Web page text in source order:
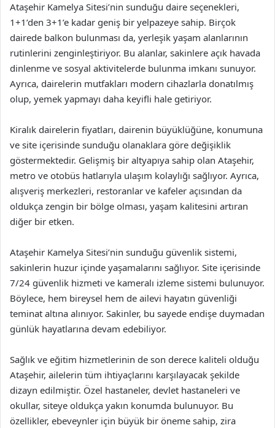
Ataşehir Kamelya Sitesi’nin sunduğu daire seçenekleri,
1+1’den 3+1’e kadar geniş bir yelpazeye sahip. Birçok
dairede balkon bulunması da, yerleşik yaşam alanlarının
rutinlerini zenginleştiriyor. Bu alanlar, sakinlere açık havada
dinlenme ve sosyal aktivitelerde bulunma imkanı sunuyor.
Ayrıca, dairelerin mutfakları modern cihazlarla donatılmış
olup, yemek yapmayı daha keyifli hale getiriyor.
Kiralık dairelerin fiyatları, dairenin büyüklüğüne, konumuna
ve site içerisinde sunduğu olanaklara göre değişiklik
göstermektedir. Gelişmiş bir altyapıya sahip olan Ataşehir,
metro ve otobüs hatlarıyla ulaşım kolaylığı sağlıyor. Ayrıca,
alışveriş merkezleri, restoranlar ve kafeler açısından da
oldukça zengin bir bölge olması, yaşam kalitesini artıran
diğer bir etken.
Ataşehir Kamelya Sitesi’nin sunduğu güvenlik sistemi,
sakinlerin huzur içinde yaşamalarını sağlıyor. Site içerisinde
7/24 güvenlik hizmeti ve kameralı izleme sistemi bulunuyor.
Böylece, hem bireysel hem de ailevi hayatın güvenliği
teminat altına alınıyor. Sakinler, bu sayede endişe duymadan
günlük hayatlarına devam edebiliyor.
Sağlık ve eğitim hizmetlerinin de son derece kaliteli olduğu
Ataşehir, ailelerin tüm ihtiyaçlarını karşılayacak şekilde
dizayn edilmiştir. Özel hastaneler, devlet hastaneleri ve
okullar, siteye oldukça yakın konumda bulunuyor. Bu
özellikler, ebeveynler için büyük bir öneme sahip, zira